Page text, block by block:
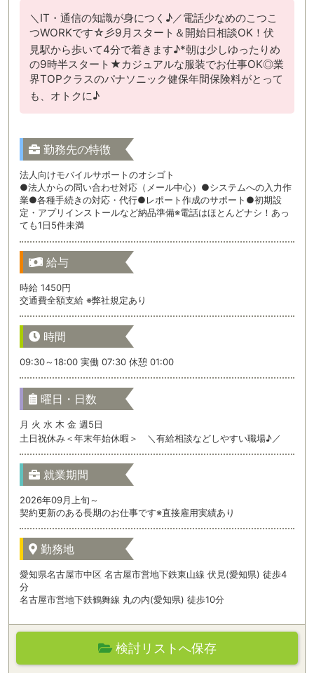
＼IT・通信の知識が身につく♪／電話少なめのこつこ
つWORKです☆彡9月スタート＆開始日相談OK！伏
見駅から歩いて4分で着きます♪*朝は少しゆったりめ
の9時半スタート★カジュアルな服装でお仕事OK◎業
界TOPクラスのパナソニック健保年間保険料がとって
も、オトクに♪
勤務先の特徴
法人向けモバイルサポートのオシゴト
●法人からの問い合わせ対応（メール中心）●システムへの入力作
業●各種手続きの対応・代行●レポート作成のサポート●初期設
定・アプリインストールなど納品準備※電話はほとんどナシ！あっ
ても1日5件未満
給与
時給 1450円
交通費全額支給 ※弊社規定あり
時間
09:30～18:00 実働 07:30 休憩 01:00
曜日・日数
月 火 水 木 金 週5日
土日祝休み＜年末年始休暇＞ ＼有給相談などしやすい職場♪／
就業期間
2026年09月上旬～
契約更新のある長期のお仕事です※直接雇用実績あり
勤務地
愛知県名古屋市中区 名古屋市営地下鉄東山線 伏見(愛知県) 徒歩4
分
名古屋市営地下鉄鶴舞線 丸の内(愛知県) 徒歩10分
検討リストへ保存